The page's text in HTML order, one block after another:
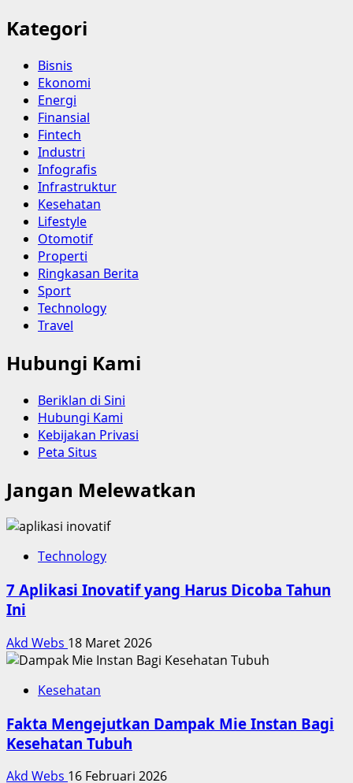
Kategori
Bisnis
Ekonomi
Energi
Finansial
Fintech
Industri
Infografis
Infrastruktur
Kesehatan
Lifestyle
Otomotif
Properti
Ringkasan Berita
Sport
Technology
Travel
Hubungi Kami
Beriklan di Sini
Hubungi Kami
Kebijakan Privasi
Peta Situs
Jangan Melewatkan
Technology
7 Aplikasi Inovatif yang Harus Dicoba Tahun
Ini
Akd Webs 18 Maret 2026
Kesehatan
Fakta Mengejutkan Dampak Mie Instan Bagi
Kesehatan Tubuh
Akd Webs 16 Februari 2026